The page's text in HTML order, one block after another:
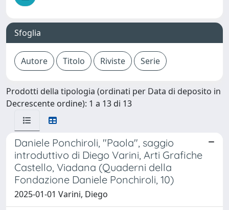
Sfoglia
Prodotti della tipologia (ordinati per Data di deposito in
Decrescente ordine): 1 a 13 di 13
Daniele Ponchiroli, "Paola", saggio
introduttivo di Diego Varini, Arti Grafiche
Castello, Viadana (Quaderni della
Fondazione Daniele Ponchiroli, 10)
2025-01-01 Varini, Diego